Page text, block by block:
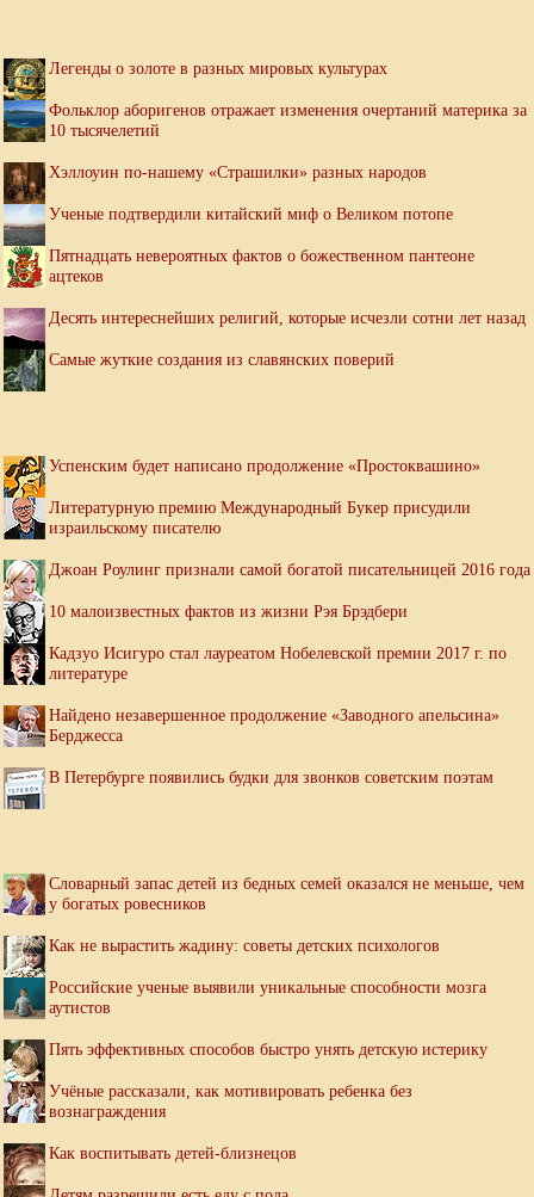
Легенды о золоте в разных мировых культурах
Фольклор аборигенов отражает изменения очертаний материка за
10 тысячелетий
Хэллоуин по-нашему «Страшилки» разных народов
Ученые подтвердили китайский миф о Великом потопе
Пятнадцать невероятных фактов о божественном пантеоне
ацтеков
Десять интереснейших религий, которые исчезли сотни лет назад
Самые жуткие создания из славянских поверий
Успенским будет написано продолжение «Простоквашино»
Литературную премию Международный Букер присудили
израильскому писателю
Джоан Роулинг признали самой богатой писательницей 2016 года
10 малоизвестных фактов из жизни Рэя Брэдбери
Кадзуо Исигуро стал лауреатом Нобелевской премии 2017 г. по
литературе
Найдено незавершенное продолжение «Заводного апельсина»
Берджесса
В Петербурге появились будки для звонков советским поэтам
Словарный запас детей из бедных семей оказался не меньше, чем
у богатых ровесников
Как не вырастить жадину: советы детских психологов
Российские ученые выявили уникальные способности мозга
аутистов
Пять эффективных способов быстро унять детскую истерику
Учёные рассказали, как мотивировать ребенка без
вознаграждения
Как воспитывать детей-близнецов